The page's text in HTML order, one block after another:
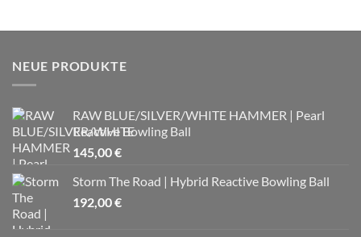
NEUE PRODUKTE
RAW BLUE/SILVER/WHITE HAMMER | Pearl
Reactive Bowling Ball
145,00€
Storm The Road | Hybrid Reactive Bowling Ball
192,00€